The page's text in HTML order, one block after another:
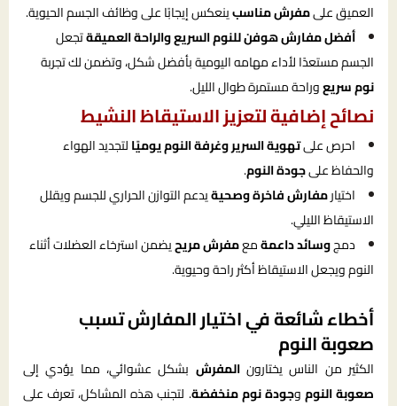
العميق علىمفرش مناسبينعكس إيجابًا على وظائف الجسم الحيوية.
أفضل مفارش هوفن للنوم السريع والراحة العميقةتجعل
الجسم مستعدًا لأداء مهامه اليومية بأفضل شكل، وتضمن لك تجربة
نوم سريعوراحة مستمرة طوال الليل.
نصائح إضافية لتعزيز الاستيقاظ النشيط
احرص علىتهوية السرير وغرفة النوم يوميًالتجديد الهواء
والحفاظ علىجودة النوم.
اختيارمفارش فاخرة وصحيةيدعم التوازن الحراري للجسم ويقلل
الاستيقاظ الليلي.
دمجوسائد داعمةمعمفرش مريحيضمن استرخاء العضلات أثناء
النوم ويجعل الاستيقاظ أكثر راحة وحيوية.
أخطاء شائعة في اختيار المفارش تسبب
صعوبة النوم
الكثير من الناس يختارونالمفرش بشكل عشوائي، مما يؤدي إلى
صعوبة النوموجودة نوم منخفضة. لتجنب هذه المشاكل، تعرف على